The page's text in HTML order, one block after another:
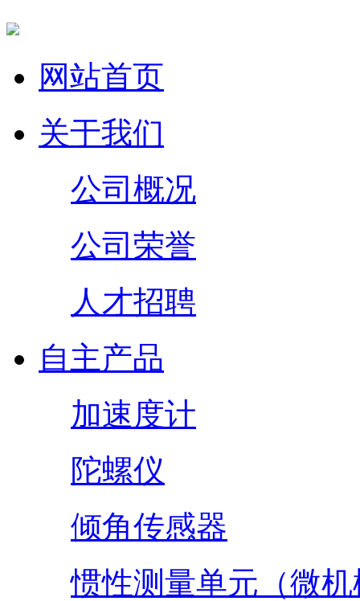
网站首页
关于我们
公司概况
公司荣誉
人才招聘
自主产品
加速度计
陀螺仪
倾角传感器
惯性测量单元（微